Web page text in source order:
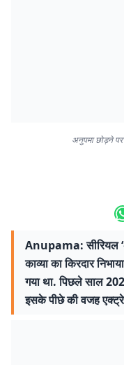
अनुपमा छोड़ने पर
Anupama: सीरियल
काव्या का किरदार
गया था. पिछले साल
इसके पीछे की वजह